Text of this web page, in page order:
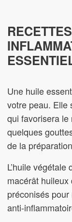
Une huile
votre peau. Elle
qui favorisera
quelques
de la
L’huile
macérât huileux
préconisés
anti-